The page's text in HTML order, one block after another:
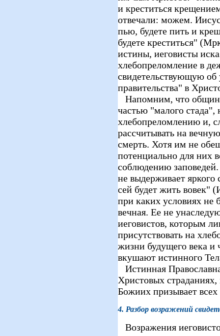
и креститься
отвечали: можем.
пью, будете пить и
будете креститься"
истины, иеговисты
хлебопреломление в
свидетельствующую об
правительства" в
Напомним, что
частью "малого стада",
хлебопреломлению и,
рассчитывать на
смерть. Хотя им не
потенциально для них
соблюдению
не выдерживает
сей будет жить вовек"
при каких условиях не
вечная. Ее не
иеговистов, которым
присутствовать на
жизни будущего века и
вкушают истинного
Истинная
Христовых
Божиих призывает
4. Разбор возражений
Возражения